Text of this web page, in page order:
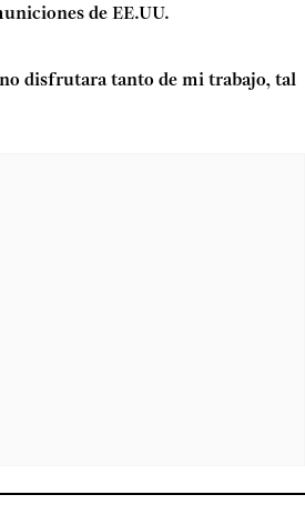
de EE.UU.
disfrutara tanto de mi trabajo, tal